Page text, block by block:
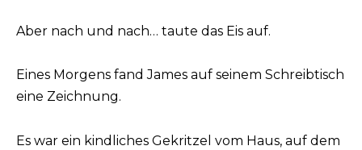
Aber nach und nach… taute das Eis auf.
Eines Morgens fand James auf seinem Schreibtisch
eine Zeichnung.
Es war ein kindliches Gekritzel vom Haus, auf dem